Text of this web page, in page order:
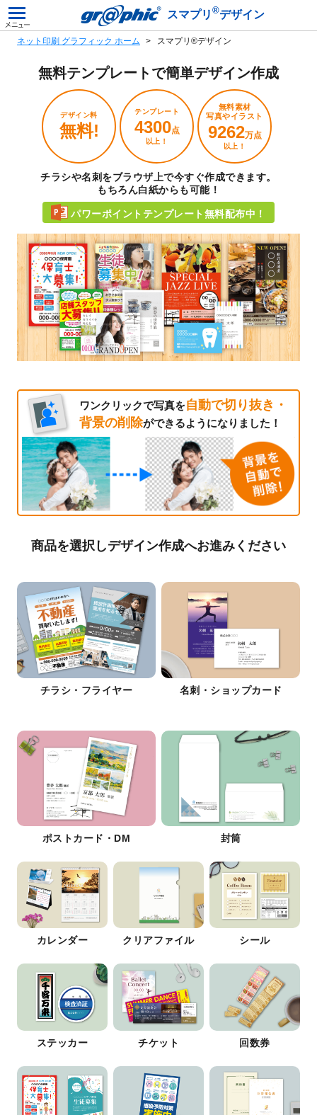
スマプリ ®デザイン
ネット印刷 グラフィック ホーム スマプリ®デザイン
無料テンプレートで簡単デザイン作成
デザイン料
無料!
テンプレート
4300点
以上！
無料素材
写真やイラスト
9262万点
以上！
チラシや名刺をブラウザ上で今すぐ作成できます。
もちろん白紙からも可能！
パワーポイントテンプレート無料配布中！
ワンクリックで写真を自動で切り抜き・
背景の削除ができるようになりました！
商品を選択しデザイン作成へお進みください
チラシ・フライヤー 名刺・ショップカード
ポストカード・DM 封筒
カレンダー クリアファイル シール
ステッカー チケット 回数券